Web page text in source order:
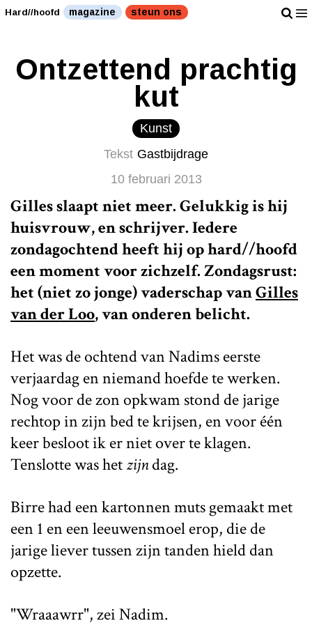
Hard//hoofd magazine steun ons
Ontzettend prachtig
kut
Kunst
Tekst Gastbijdrage
10 februari 2013
Gilles slaapt niet meer. Gelukkig is hij
huisvrouw, en schrijver. Iedere
zondagochtend heeft hij op hard//hoofd
een moment voor zichzelf. Zondagsrust:
het (niet zo jonge) vaderschap vanGilles
van der Loo, van onderen belicht.
Het was de ochtend van Nadims eerste
verjaardag en niemand hoefde te werken.
Nog voor de zon opkwam stond de jarige
rechtop in zijn bed te krijsen, en voor één
keer besloot ik er niet over te klagen.
Tenslotte was hetzijndag.
Birre had een kartonnen muts gemaakt met
een 1 en een leeuwensmoel erop, die de
jarige liever tussen zijn tanden hield dan
opzette.
"Wraaawrr", zei Nadim.